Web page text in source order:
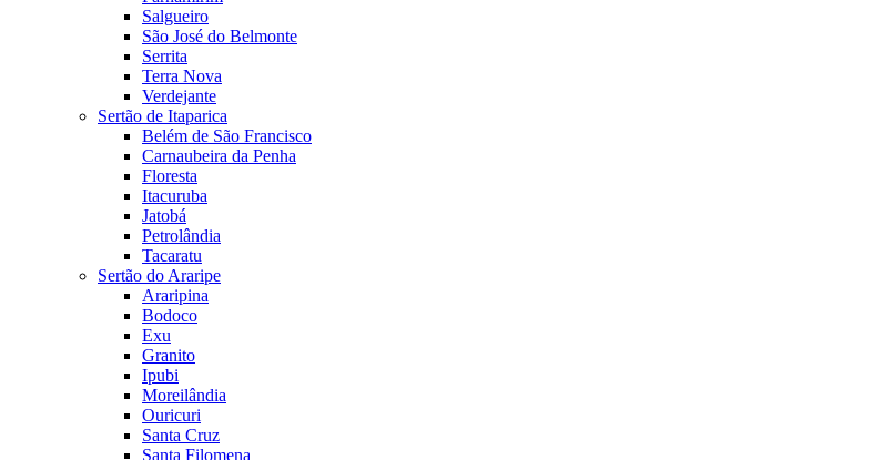
Salgueiro
São José do Belmonte
Serrita
Terra Nova
Verdejante
Sertão de Itaparica
Belém de São Francisco
Carnaubeira da Penha
Floresta
Itacuruba
Jatobá
Petrolândia
Tacaratu
Sertão do Araripe
Araripina
Bodoco
Exu
Granito
Ipubi
Moreilândia
Ouricuri
Santa Cruz
Santa Filomena